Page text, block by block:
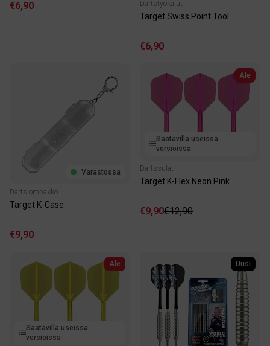
€6,90 Dartstyökalut
Target Swiss Point Tool
€6,90
Varastossa
Dartslompakko
Target K-Case
€9,90
Ale
Saatavilla useissa
versioissa
Dartssulat
Target K-Flex Neon Pink
€9,90€12,90
Ale
Saatavilla useissa
versioissa
Uusi